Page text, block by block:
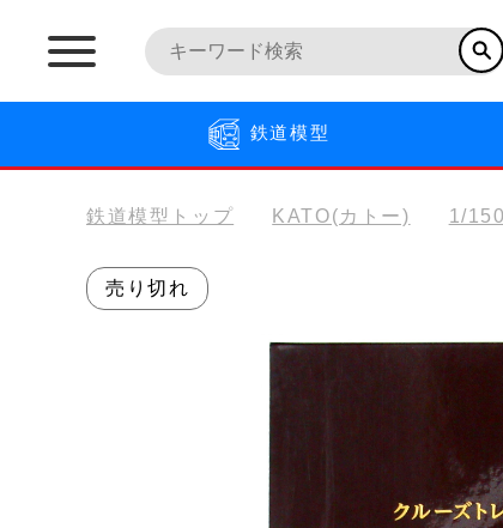
鉄道模型
鉄道模型トップ KATO(カトー) 1/
売り切れ